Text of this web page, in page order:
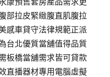
部拉皮緊緻腹直肌腹拉
感車貸守法律規範正派
台北優質當舖值得品質
板橋當舖需求皆可貸款
直播器材專用電腦虛擬